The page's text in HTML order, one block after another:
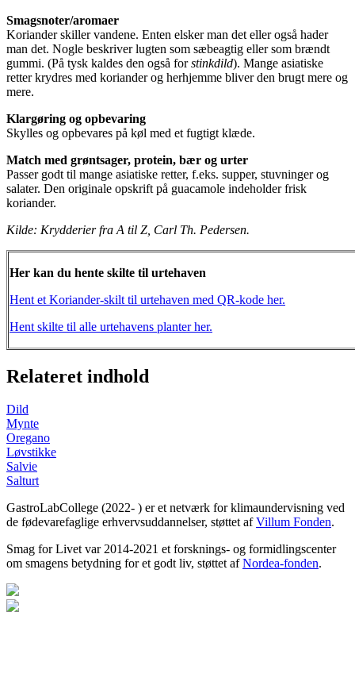
Smagsnoter/aromaer
Koriander skiller vandene. Enten elsker man det eller også hader
man det. Nogle beskriver lugten som sæbeagtig eller som brændt
gummi. (På tysk kaldes den også forstinkdild). Mange asiatiske
retter krydres med koriander og herhjemme bliver den brugt mere og
mere.
Klargøring og opbevaring
Skylles og opbevares på køl med et fugtigt klæde.
Match med grøntsager, protein, bær og urter
Passer godt til mange asiatiske retter, f.eks. supper, stuvninger og
salater. Den originale opskrift på guacamole indeholder frisk
koriander.
Kilde: Krydderier fra A til Z, Carl Th. Pedersen.
Her kan du hente skilte til urtehaven
Hent et Koriander-skilt til urtehaven med QR-kode her.
Hent skilte til alle urtehavens planter her.
Relateret indhold
Dild
Mynte
Oregano
Løvstikke
Salvie
Salturt
GastroLabCollege (2022- ) er et netværk for klimaundervisning ved
de fødevarefaglige erhvervsuddannelser, støttet afVillum Fonden.
Smag for Livet var 2014-2021 et forsknings- og formidlingscenter
om smagens betydning for et godt liv, støttet afNordea-fonden.